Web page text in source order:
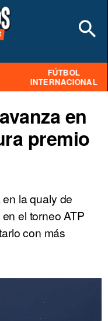
FÚTBOL
INTERNACIONAL
en
premio
la qualy de
el torneo ATP
con más